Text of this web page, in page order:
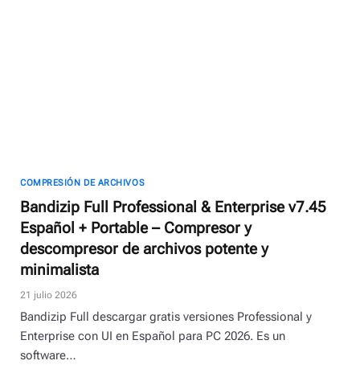
COMPRESIÓN DE ARCHIVOS
Bandizip Full Professional & Enterprise v7.45
Español + Portable – Compresor y
descompresor de archivos potente y
minimalista
21 julio 2026
Bandizip Full descargar gratis versiones Professional y
Enterprise con UI en Español para PC 2026. Es un
software…